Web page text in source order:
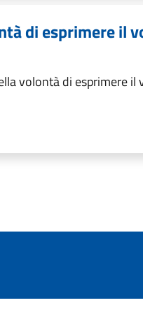
di esprimere il
volontà di esprimere il